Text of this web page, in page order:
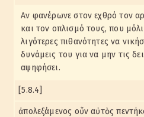
Αν φανέρωνε στον εχθρό τον
και τον οπλισμό τους, που
λιγότερες πιθανότητες να
δυνάμεις του για να μην τις
αψηφήσει.
[5.8.4]
ἀπολεξάμενος οὖν αὐτὸς